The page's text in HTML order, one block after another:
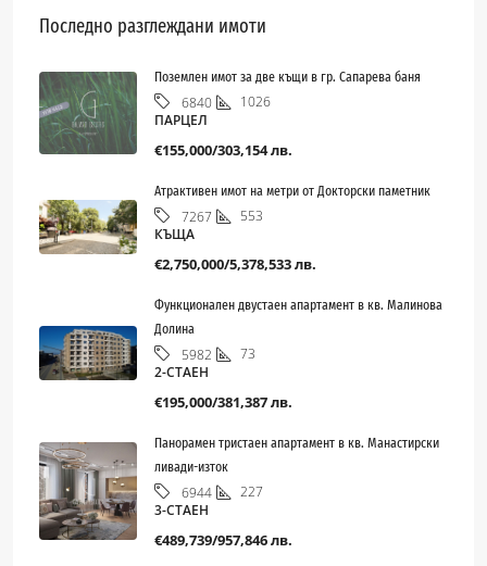
Последно разглеждани имоти
Поземлен имот за две къщи в гр. Сапарева баня
6840
1026
ПАРЦЕЛ
€155,000/303,154 лв.
Атрактивен имот на метри от Докторски паметник
7267
553
КЪЩА
€2,750,000/5,378,533 лв.
Функционален двустаен апартамент в кв. Малинова
Долина
5982
73
2-СТАЕН
€195,000/381,387 лв.
Панорамен тристаен апартамент в кв. Манастирски
ливади-изток
6944
227
3-СТАЕН
€489,739/957,846 лв.